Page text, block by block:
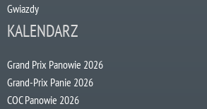
Gwiazdy
KALENDARZ
Grand Prix Panowie 2026
Grand-Prix Panie 2026
COC Panowie 2026